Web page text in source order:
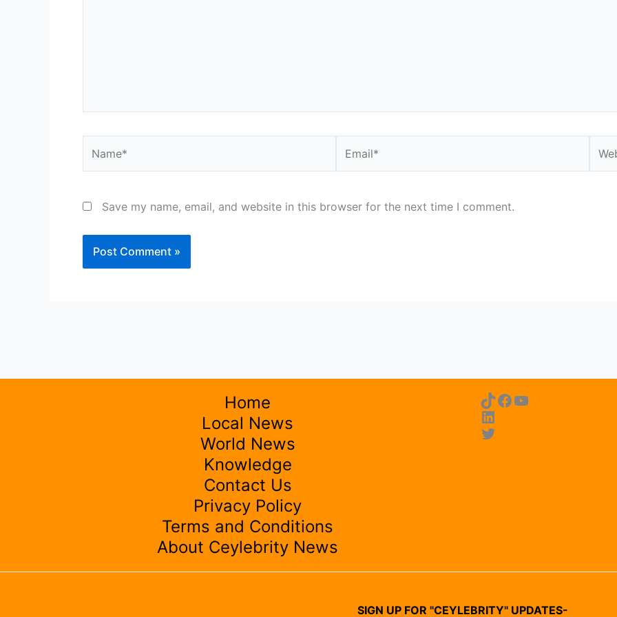
Save my name, email, and website in this browser for the next time I comment.
Home
Local News
World News
Knowledge
Contact Us
Privacy Policy
Terms and Conditions
About Ceylebrity News
SIGN UP FOR "CEYLEBRITY" UPDATES-